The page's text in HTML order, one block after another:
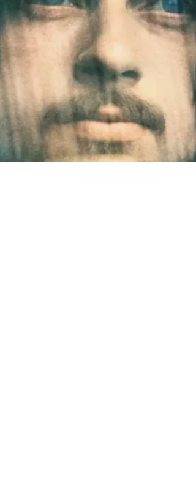
música contemporánea escogida para interpretar
Tubular Bells de Mike Oldfield, que formó parte
de la BSO de The Exorcist , de William Fr